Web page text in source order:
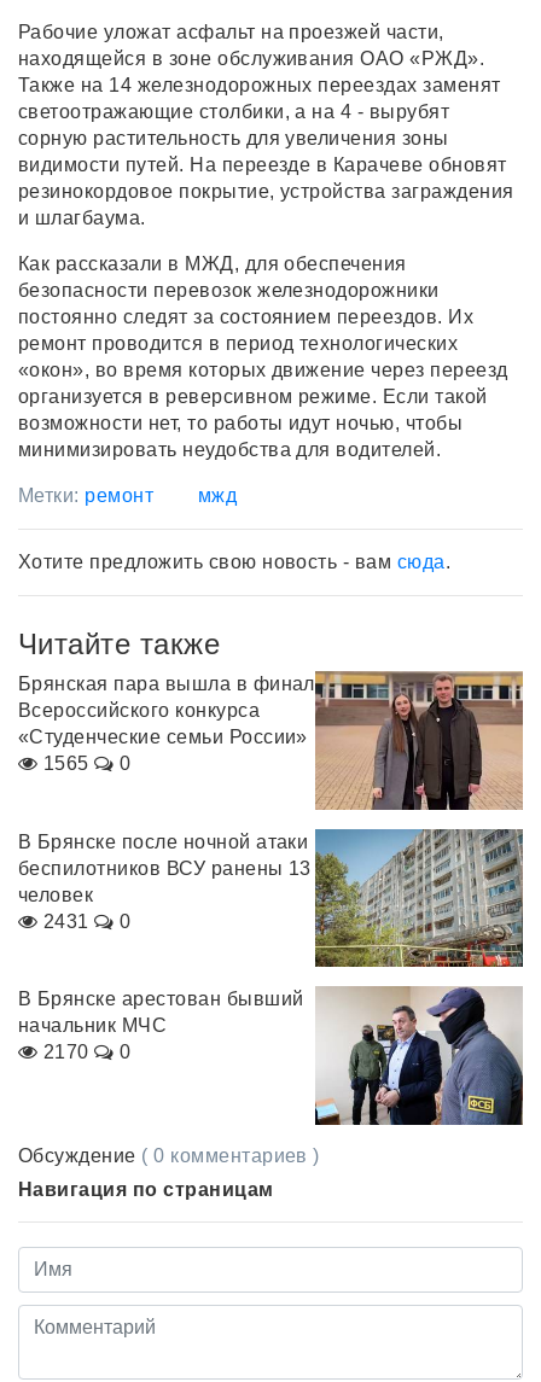
Рабочие уложат асфальт на проезжей части,
находящейся в зоне обслуживания ОАО «РЖД».
Также на 14 железнодорожных переездах заменят
светоотражающие столбики, а на 4 - вырубят
сорную растительность для увеличения зоны
видимости путей. На переезде в Карачеве обновят
резинокордовое покрытие, устройства заграждения
и шлагбаума.
Как рассказали в МЖД, для обеспечения
безопасности перевозок железнодорожники
постоянно следят за состоянием переездов. Их
ремонт проводится в период технологических
«окон», во время которых движение через переезд
организуется в реверсивном режиме. Если такой
возможности нет, то работы идут ночью, чтобы
минимизировать неудобства для водителей.
Метки: ремонт мжд
Хотите предложить свою новость - вам сюда.
Читайте также
Брянская пара вышла в финал
Всероссийского конкурса
«Студенческие семьи России»
1565
0
В Брянске после ночной атаки
беспилотников ВСУ ранены 13
человек
2431
0
В Брянске арестован бывший
начальник МЧС
2170
0
Обсуждение ( 0 комментариев )
Навигация по страницам